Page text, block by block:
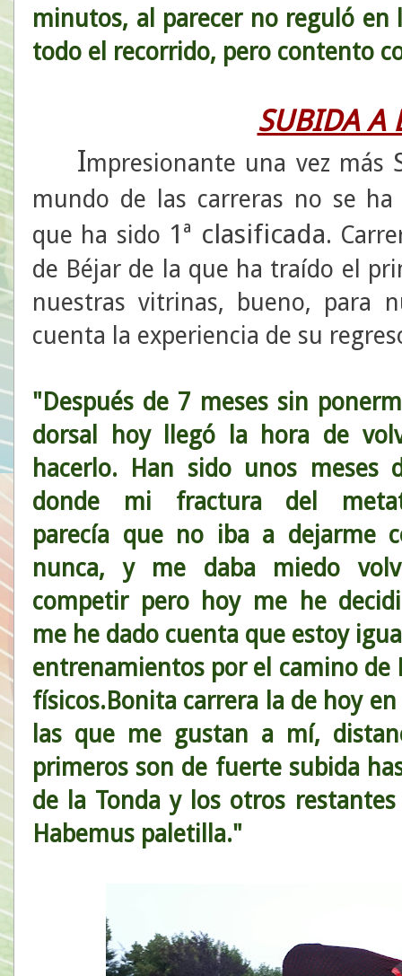
minutos, al parecer no reguló
todo el recorrido, pero contento
SUBIDA A
Impresionante una vez más
mundo de las carreras no se
que ha sido 1ª clasificada.
de Béjar de la que ha traído el
nuestras vitrinas, bueno, para
cuenta la experiencia de su
"Después de 7 meses sin
dorsal hoy llegó la hora de
hacerlo. Han sido unos meses
donde mi fractura del
parecía que no iba a dejarme
nunca, y me daba miedo
competir pero hoy me he
me he dado cuenta que estoy
entrenamientos por el camino de
físicos.Bonita carrera la de hoy
las que me gustan a mí,
primeros son de fuerte subida
de la Tonda y los otros
Habemus paletilla."